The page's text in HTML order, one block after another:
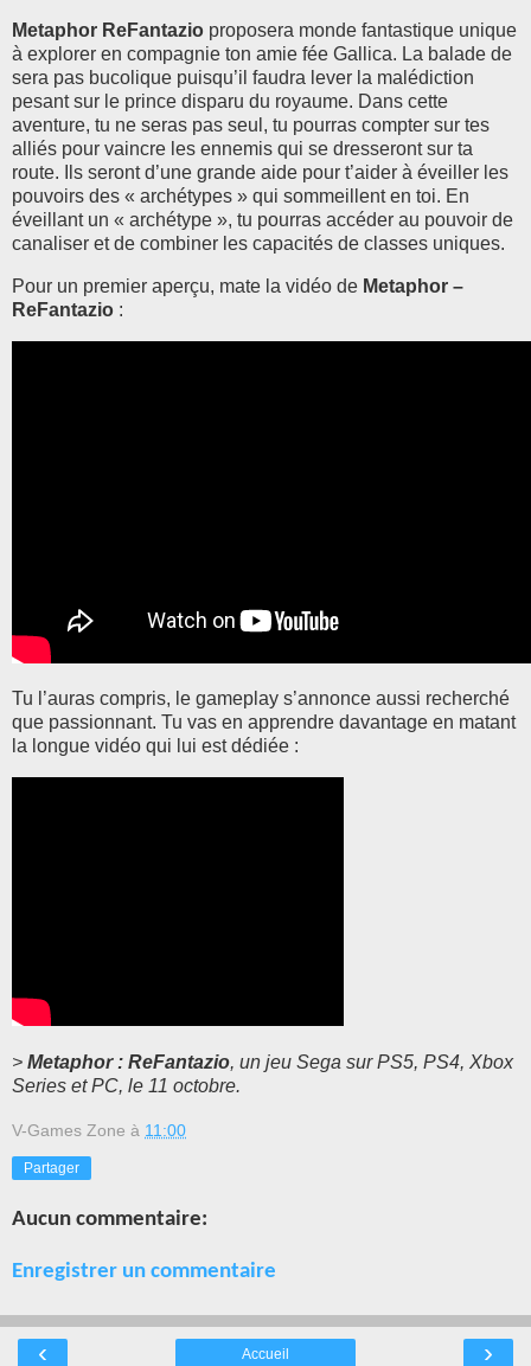
Metaphor ReFantazio proposera monde fantastique unique
à explorer en compagnie ton amie fée Gallica. La balade de
sera pas bucolique puisqu’il faudra lever la malédiction
pesant sur le prince disparu du royaume. Dans cette
aventure, tu ne seras pas seul, tu pourras compter sur tes
alliés pour vaincre les ennemis qui se dresseront sur ta
route. Ils seront d’une grande aide pour t’aider à éveiller les
pouvoirs des « archétypes » qui sommeillent en toi. En
éveillant un « archétype », tu pourras accéder au pouvoir de
canaliser et de combiner les capacités de classes uniques.
Pour un premier aperçu, mate la vidéo de Metaphor –
ReFantazio :
Tu l’auras compris, le gameplay s’annonce aussi recherché
que passionnant. Tu vas en apprendre davantage en matant
la longue vidéo qui lui est dédiée :
> Metaphor : ReFantazio, un jeu Sega sur PS5, PS4, Xbox
Series et PC, le 11 octobre.
V-Games Zone à 11:00
Partager
Aucun commentaire:
Enregistrer un commentaire
‹ ›
Accueil